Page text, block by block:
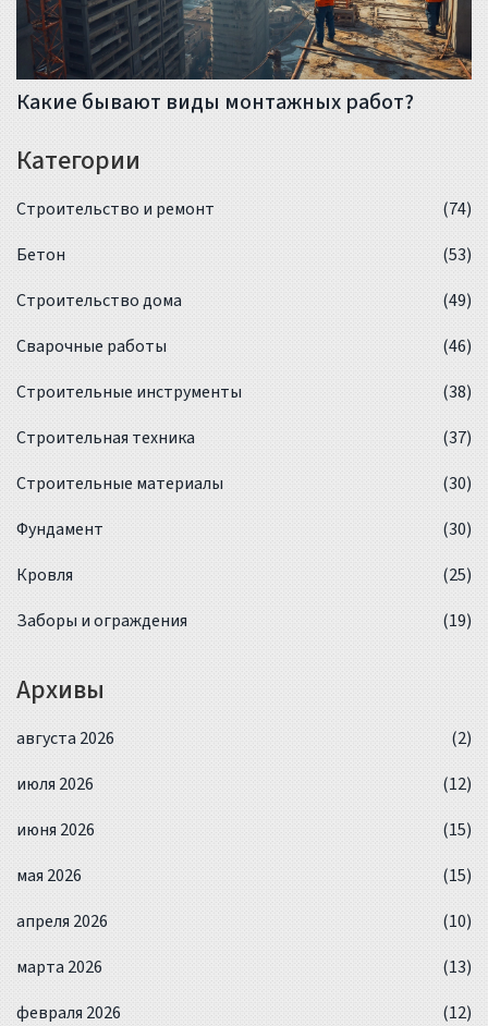
Какие бывают виды монтажных работ?
Категории
Строительство и ремонт
(74)
Бетон
(53)
Строительство дома
(49)
Сварочные работы
(46)
Строительные инструменты
(38)
Строительная техника
(37)
Строительные материалы
(30)
Фундамент
(30)
Кровля
(25)
Заборы и ограждения
(19)
Архивы
августа 2026
(2)
июля 2026
(12)
июня 2026
(15)
мая 2026
(15)
апреля 2026
(10)
марта 2026
(13)
февраля 2026
(12)